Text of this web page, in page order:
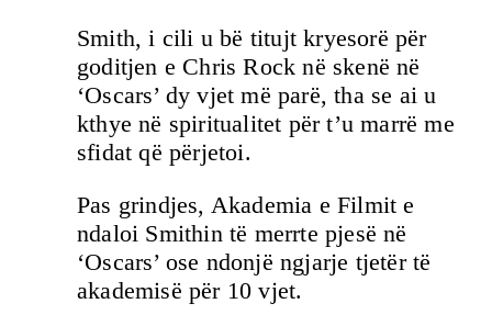
Smith, i cili u bë titujt kryesorë për
goditjen e Chris Rock në skenë në
‘Oscars’ dy vjet më parë, tha se ai u
kthye në spiritualitet për t’u marrë me
sfidat që përjetoi.
Pas grindjes, Akademia e Filmit e
ndaloi Smithin të merrte pjesë në
‘Oscars’ ose ndonjë ngjarje tjetër të
akademisë për 10 vjet.